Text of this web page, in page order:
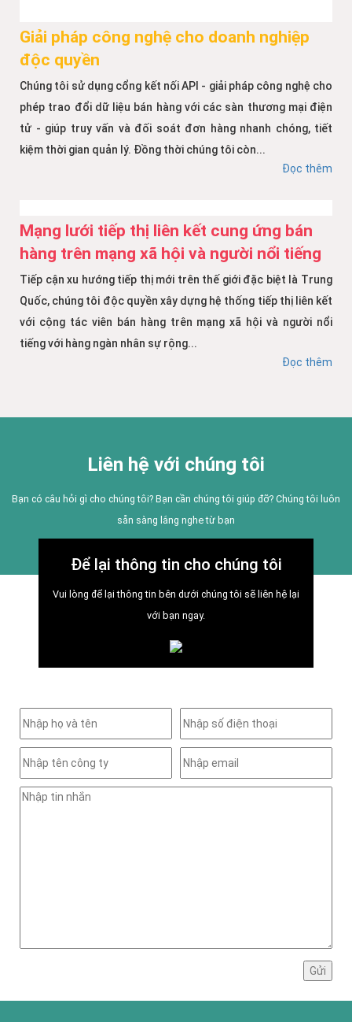
Giải pháp công nghệ cho doanh nghiệp
độc quyền
Chúng tôi sử dụng cổng kết nối API - giải pháp công nghệ cho
phép trao đổi dữ liệu bán hàng với các sàn thương mại điện
tử - giúp truy vấn và đối soát đơn hàng nhanh chóng, tiết
kiệm thời gian quản lý. Đồng thời chúng tôi còn...
Đọc thêm
Mạng lưới tiếp thị liên kết cung ứng bán
hàng trên mạng xã hội và người nổi tiếng
Tiếp cận xu hướng tiếp thị mới trên thế giới đặc biệt là Trung
Quốc, chúng tôi độc quyền xây dựng hệ thống tiếp thị liên kết
với cộng tác viên bán hàng trên mạng xã hội và người nổi
tiếng với hàng ngàn nhân sự rộng...
Đọc thêm
Liên hệ với chúng tôi
Bạn có câu hỏi gì cho chúng tôi? Bạn cần chúng tôi giúp đỡ? Chúng tôi luôn
sẵn sàng lắng nghe từ bạn
Để lại thông tin cho chúng tôi
Vui lòng để lại thông tin bên dưới chúng tôi sẽ liên hệ lại
với bạn ngay.